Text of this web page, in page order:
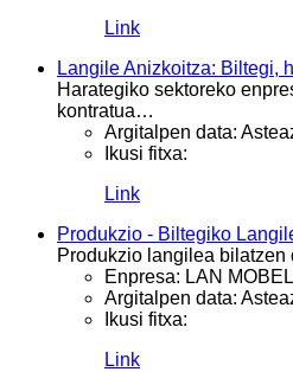
Link
Langile Anizkoitza: Biltegi,
Harategiko sektoreko
kontratua…
Argitalpen data:
Ikusi fitxa:
Link
Produkzio - Biltegiko
Produkzio langilea
Enpresa: LAN MOBEL
Argitalpen data:
Ikusi fitxa:
Link